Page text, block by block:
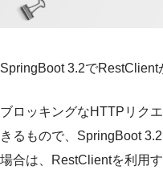
SpringBoot 3.2でRestClient
ブロッキングなHTTPリク
きるもので、SpringBoot
場合は、RestClientを利用